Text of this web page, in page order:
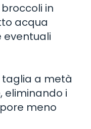
in
acqua
eventuali
taglia a metà
eliminando i
meno